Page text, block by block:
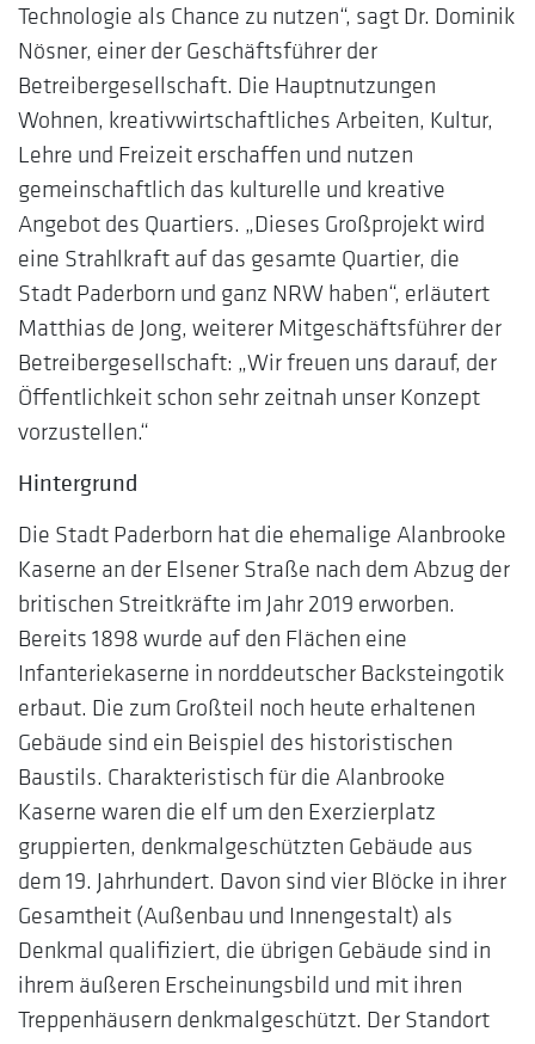
Technologie als Chance zu nutzen“, sagt Dr. Dominik
Nösner, einer der Geschäftsführer der
Betreibergesellschaft. Die Hauptnutzungen
Wohnen, kreativwirtschaftliches Arbeiten, Kultur,
Lehre und Freizeit erschaffen und nutzen
gemeinschaftlich das kulturelle und kreative
Angebot des Quartiers. „Dieses Großprojekt wird
eine Strahlkraft auf das gesamte Quartier, die
Stadt Paderborn und ganz NRW haben“, erläutert
Matthias de Jong, weiterer Mitgeschäftsführer der
Betreibergesellschaft: „Wir freuen uns darauf, der
Öffentlichkeit schon sehr zeitnah unser Konzept
vorzustellen.“
Hintergrund
Die Stadt Paderborn hat die ehemalige Alanbrooke
Kaserne an der Elsener Straße nach dem Abzug der
britischen Streitkräfte im Jahr 2019 erworben.
Bereits 1898 wurde auf den Flächen eine
Infanteriekaserne in norddeutscher Backsteingotik
erbaut. Die zum Großteil noch heute erhaltenen
Gebäude sind ein Beispiel des historistischen
Baustils. Charakteristisch für die Alanbrooke
Kaserne waren die elf um den Exerzierplatz
gruppierten, denkmalgeschützten Gebäude aus
dem 19. Jahrhundert. Davon sind vier Blöcke in ihrer
Gesamtheit (Außenbau und Innengestalt) als
Denkmal qualifiziert, die übrigen Gebäude sind in
ihrem äußeren Erscheinungsbild und mit ihren
Treppenhäusern denkmalgeschützt. Der Standort